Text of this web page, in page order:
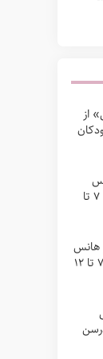
از
کریستیان آندرسن (برای کودکان 7 تا
هانس
کریستین اندرسن (برای کودکان 7 تا 12